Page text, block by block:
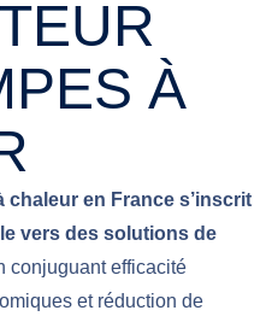
À
en France s’inscrit
vers des solutions de
conjuguant efficacité
et réduction de